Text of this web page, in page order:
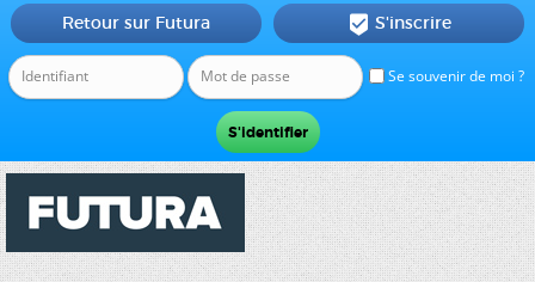
Se souvenir de moi ?
Retour sur Futura  S'inscrire